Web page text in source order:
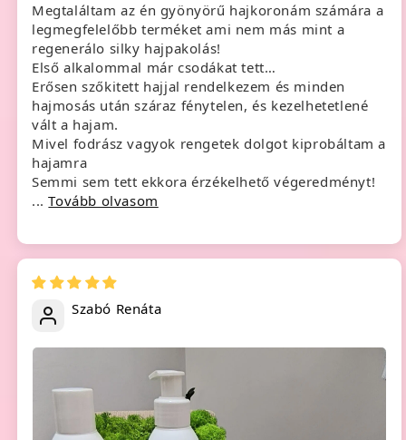
Megtaláltam az én gyönyörű hajkoronám számára a
legmegfelelőbb terméket ami nem más mint a
regenerálo silky hajpakolás!
Első alkalommal már csodákat tett…
Erősen szőkitett hajjal rendelkezem és minden
hajmosás után száraz fénytelen, és kezelhetetlené
vált a hajam.
Mivel fodrász vagyok rengetek dolgot kiprobáltam a
hajamra
Semmi sem tett ekkora érzékelhető végeredményt!
...Tovább olvasom
Szabó Renáta